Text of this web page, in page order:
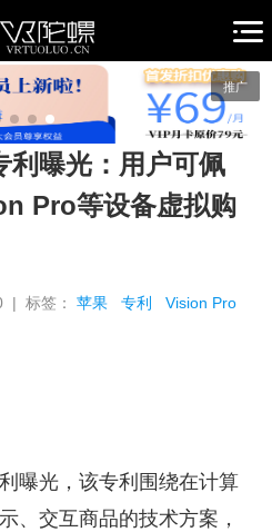
推广
利曝光：用户可佩
Pro等设备虚拟购
| 标签：苹果 专利 Vision Pro
曝光，该专利围绕在计算
、交互商品的技术方案，